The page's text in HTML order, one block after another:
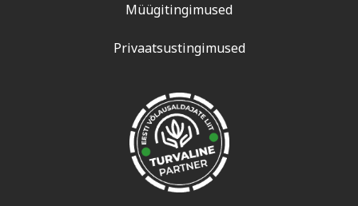
Müügitingimused
Privaatsustingimused